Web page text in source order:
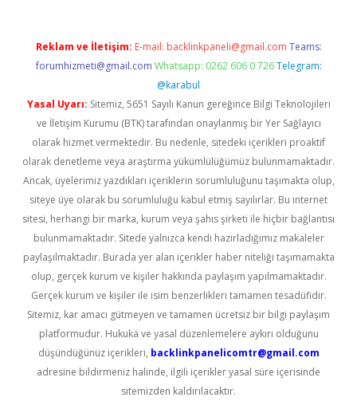
Reklam ve İletişim: E-mail: backlinkpaneli@gmail.com Teams:
forumhizmeti@gmail.com Whatsapp: 0262 606 0 726 Telegram:
@karabul
Yasal Uyarı: Sitemiz, 5651 Sayılı Kanun gereğince Bilgi Teknolojileri
ve İletişim Kurumu (BTK) tarafından onaylanmış bir Yer Sağlayıcı
olarak hizmet vermektedir. Bu nedenle, sitedeki içerikleri proaktif
olarak denetleme veya araştırma yükümlülüğümüz bulunmamaktadır.
Ancak, üyelerimiz yazdıkları içeriklerin sorumluluğunu taşımakta olup,
siteye üye olarak bu sorumluluğu kabul etmiş sayılırlar. Bu internet
sitesi, herhangi bir marka, kurum veya şahıs şirketi ile hiçbir bağlantısı
bulunmamaktadır. Sitede yalnızca kendi hazırladığımız makaleler
paylaşılmaktadır. Burada yer alan içerikler haber niteliği taşımamakta
olup, gerçek kurum ve kişiler hakkında paylaşım yapılmamaktadır.
Gerçek kurum ve kişiler ile isim benzerlikleri tamamen tesadüfidir.
Sitemiz, kar amacı gütmeyen ve tamamen ücretsiz bir bilgi paylaşım
platformudur. Hukuka ve yasal düzenlemelere aykırı olduğunu
düşündüğünüz içerikleri, backlinkpanelicomtr@gmail.com
adresine bildirmeniz halinde, ilgili içerikler yasal süre içerisinde
sitemizden kaldırılacaktır.